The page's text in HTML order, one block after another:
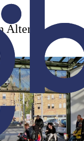
Alten